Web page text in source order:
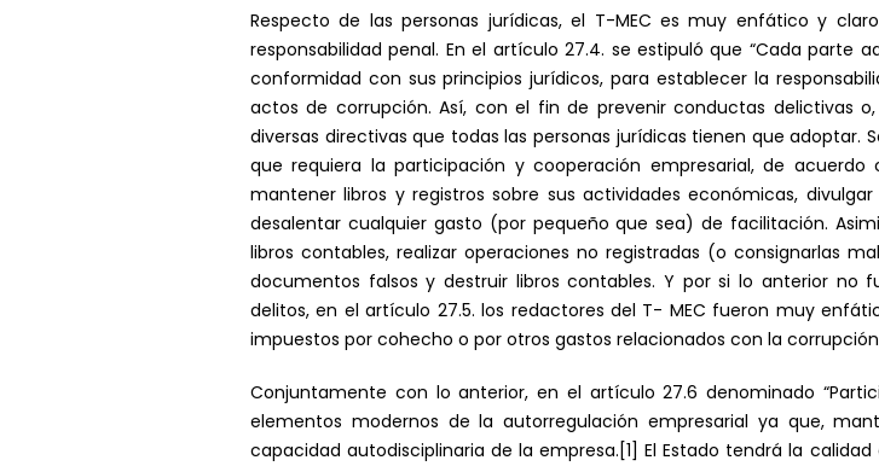
Respecto de las personas jurídicas, el T-MEC es muy enfático y
responsabilidad penal. En el artículo 27.4. se estipuló que “Cada parte
conformidad con sus principios jurídicos, para establecer la
actos de corrupción. Así, con el fin de prevenir conductas delictivas
diversas directivas que todas las personas jurídicas tienen que adoptar.
que requiera la participación y cooperación empresarial, de
mantener libros y registros sobre sus actividades económicas,
desalentar cualquier gasto (por pequeño que sea) de facilitación.
libros contables, realizar operaciones no registradas (o consignarlas
documentos falsos y destruir libros contables. Y por si lo anterior no
delitos, en el artículo 27.5. los redactores del T- MEC fueron muy
impuestos por cohecho o por otros gastos relacionados con la
Conjuntamente con lo anterior, en el artículo 27.6 denominado
elementos modernos de la autorregulación empresarial ya que,
capacidad autodisciplinaria de la empresa. [1] El Estado tendrá la